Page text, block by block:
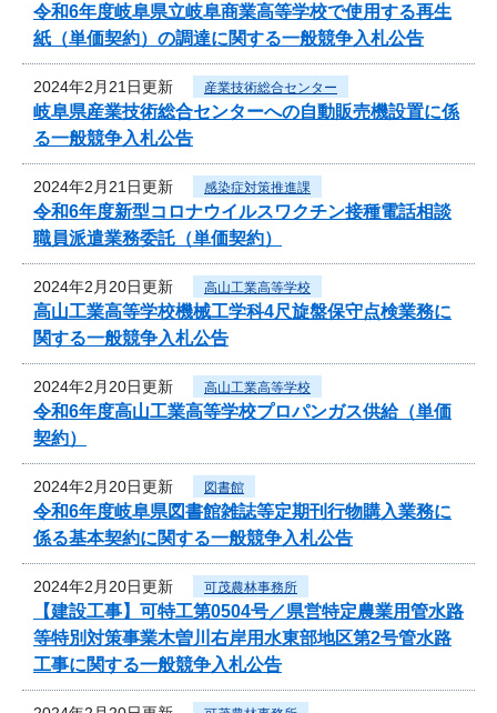
令和6年度岐阜県立岐阜商業高等学校で使用する再生
紙（単価契約）の調達に関する一般競争入札公告
2024年2月21日更新 産業技術総合センター
岐阜県産業技術総合センターへの自動販売機設置に係
る一般競争入札公告
2024年2月21日更新 感染症対策推進課
令和6年度新型コロナウイルスワクチン接種電話相談
職員派遣業務委託（単価契約）
2024年2月20日更新 高山工業高等学校
高山工業高等学校機械工学科4尺旋盤保守点検業務に
関する一般競争入札公告
2024年2月20日更新 高山工業高等学校
令和6年度高山工業高等学校プロパンガス供給（単価
契約）
2024年2月20日更新 図書館
令和6年度岐阜県図書館雑誌等定期刊行物購入業務に
係る基本契約に関する一般競争入札公告
2024年2月20日更新 可茂農林事務所
【建設工事】可特工第0504号／県営特定農業用管水路
等特別対策事業木曽川右岸用水東部地区第2号管水路
工事に関する一般競争入札公告